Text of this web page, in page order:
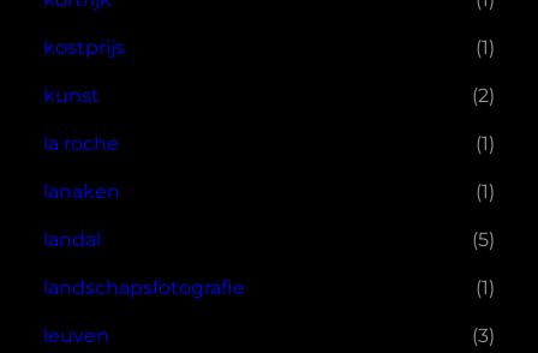
kostprijs (1)
kunst (2)
la roche (1)
lanaken (1)
landal (5)
landschapsfotografie (1)
leuven (3)